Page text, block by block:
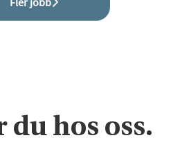
du hos oss.